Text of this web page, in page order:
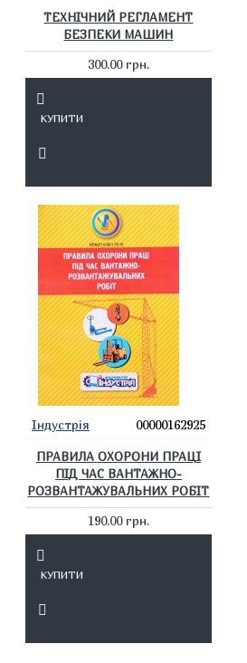
ТЕХНІЧНИЙ РЕГЛАМЕНТ
БЕЗПЕКИ МАШИН
300.00 грн.
КУПИТИ
Індустрія 00000162925
ПРАВИЛА ОХОРОНИ ПРАЦІ
ПІД ЧАС ВАНТАЖНО-
РОЗВАНТАЖУВАЛЬНИХ РОБІТ
190.00 грн.
КУПИТИ